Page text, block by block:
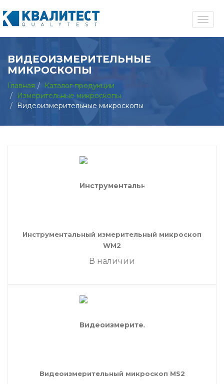
ВИДЕОИЗМЕРИТЕЛЬНЫЕ
МИКРОСКОПЫ
Главная
Каталог продукции
Измерительные микроскопы
Видеоизмерительные микроскопы
Инструментальный измерительный микроскоп
WM2
В наличии
Видеоизмерительный микроскоп MS2